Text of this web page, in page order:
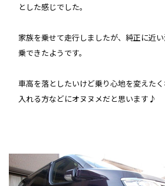
とした感じでした。
家族を乗せて走行しましたが、純正に近
乗できたようです。
車高を落としたいけど乗り心地を変えた
入れる方などにオヌヌメだと思います♪